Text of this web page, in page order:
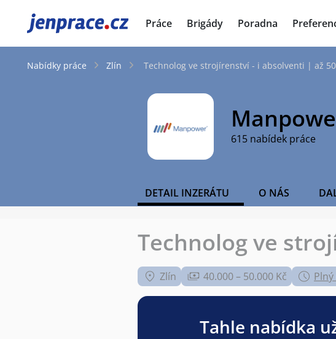
JenPráce.cz Práce Brigády Poradna
Nabídky práce Zlín Technolog ve strojírenství - i absolventi | až
615 nabídek práce
DETAIL INZERÁTU O NÁS
Technolog ve
Zlín 40.000 – 50.000 Kč
Tahle nabídka